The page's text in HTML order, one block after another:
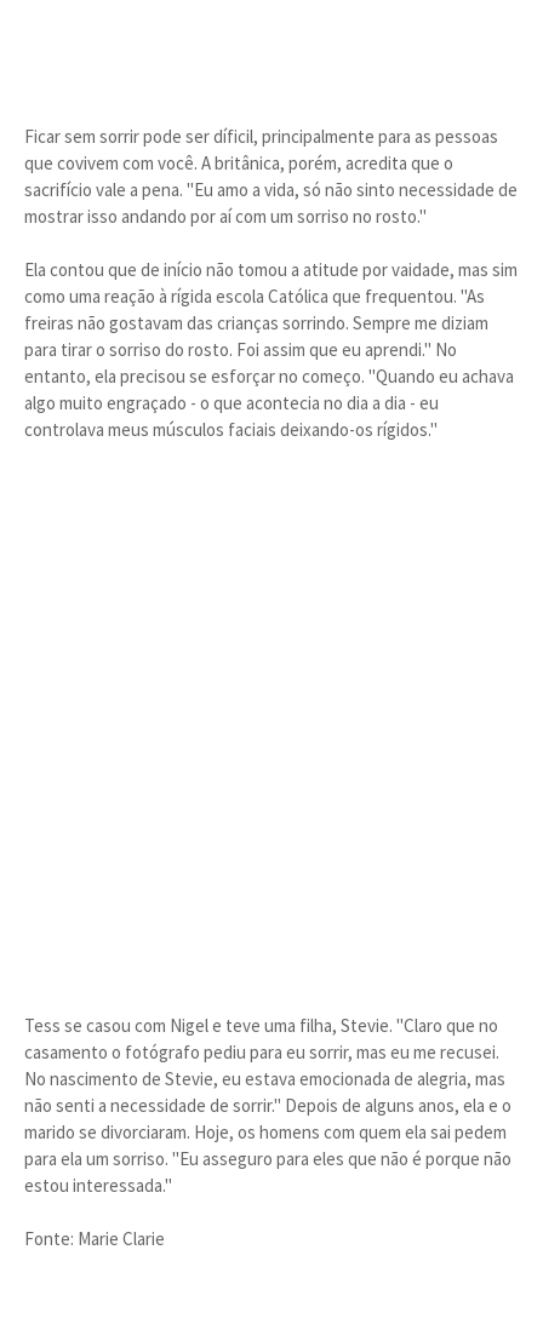
Ficar sem sorrir pode ser díficil, principalmente para as pessoas
que covivem com você. A britânica, porém, acredita que o
sacrifício vale a pena. "Eu amo a vida, só não sinto necessidade de
mostrar isso andando por aí com um sorriso no rosto."
Ela contou que de início não tomou a atitude por vaidade, mas sim
como uma reação à rígida escola Católica que frequentou. "As
freiras não gostavam das crianças sorrindo. Sempre me diziam
para tirar o sorriso do rosto. Foi assim que eu aprendi." No
entanto, ela precisou se esforçar no começo. "Quando eu achava
algo muito engraçado - o que acontecia no dia a dia - eu
controlava meus músculos faciais deixando-os rígidos."
Tess se casou com Nigel e teve uma filha, Stevie. "Claro que no
casamento o fotógrafo pediu para eu sorrir, mas eu me recusei.
No nascimento de Stevie, eu estava emocionada de alegria, mas
não senti a necessidade de sorrir." Depois de alguns anos, ela e o
marido se divorciaram. Hoje, os homens com quem ela sai pedem
para ela um sorriso. "Eu asseguro para eles que não é porque não
estou interessada."
Fonte: Marie Clarie